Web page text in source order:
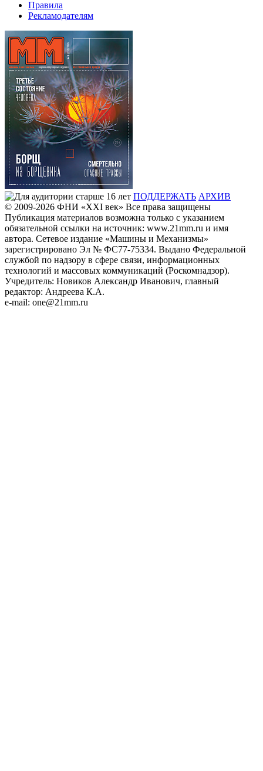
Правила
Рекламодателям
ПОДДЕРЖАТЬ АРХИВ
© 2009-2026 ФHИ «XXI век» Все права защищены
Публикация материалов возможна только с указанием
обязательной ссылки на источник: www.21mm.ru и имя
автора. Сетевое издание «Машины и Механизмы»
зарегистрировано Эл № ФС77-75334. Выдано Федеральной
службой по надзору в сфере связи, информационных
технологий и массовых коммуникаций (Роскомнадзор).
Учредитель: Новиков Александр Иванович, главный
редактор: Андреева К.А.
e-mail: one@21mm.ru